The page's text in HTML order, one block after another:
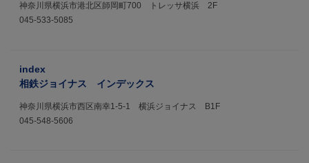
神奈川県横浜市港北区師岡町700 トレッサ横浜 2F
045-533-5085
index
相鉄ジョイナス インデックス
神奈川県横浜市西区南幸1-5-1 横浜ジョイナス B1F
045-548-5606